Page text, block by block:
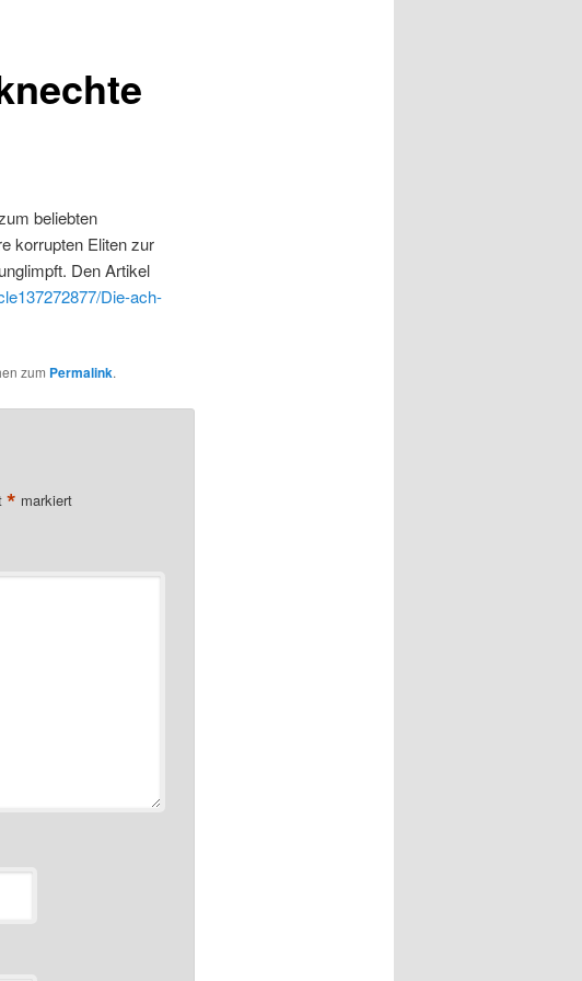
beliebten
korrupten Eliten zur
Den Artikel
Die-ach-
zum Permalink.
* markiert